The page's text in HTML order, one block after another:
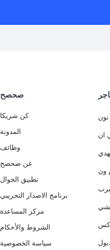
صحصح
كن شريكا
المدونة
وظائف
عن صحصح
تطبيق الجوال
برنامج الاصدار التجريبي
مركز المساعدة
الشروط والأحكام
سياسة الخصوصية
ان
ون